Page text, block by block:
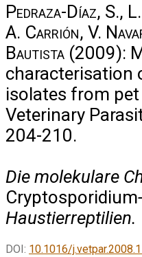
Pedraza-Díaz, S.,
A. Carrión, V.
Bautista (2009):
characterisation
isolates from
Veterinary
204-210.
Die molekulare
Cryptosporidium
Haustierreptilien.
DOI: 10.1016/